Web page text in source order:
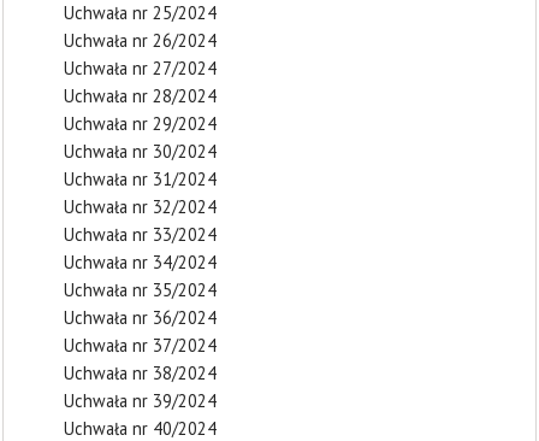
Uchwała nr 25/2024
Uchwała nr 26/2024
Uchwała nr 27/2024
Uchwała nr 28/2024
Uchwała nr 29/2024
Uchwała nr 30/2024
Uchwała nr 31/2024
Uchwała nr 32/2024
Uchwała nr 33/2024
Uchwała nr 34/2024
Uchwała nr 35/2024
Uchwała nr 36/2024
Uchwała nr 37/2024
Uchwała nr 38/2024
Uchwała nr 39/2024
Uchwała nr 40/2024